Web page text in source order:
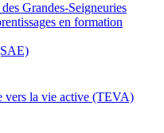
Grandes-Seigneuries
en formation
vers la vie active (TEVA)